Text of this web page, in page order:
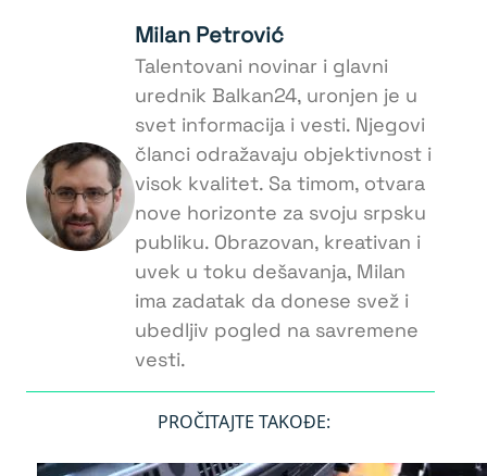
Milan Petrović
Talentovani novinar i glavni
urednik Balkan24, uronjen je u
svet informacija i vesti. Njegovi
članci odražavaju objektivnost i
visok kvalitet. Sa timom, otvara
nove horizonte za svoju srpsku
publiku. Obrazovan, kreativan i
uvek u toku dešavanja, Milan
ima zadatak da donese svež i
ubedljiv pogled na savremene
vesti.
PROČITAJTE TAKOĐE: